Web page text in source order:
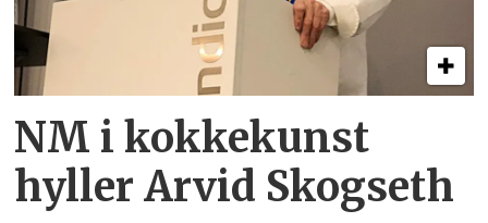
NM i kokkekunst
hyller Arvid Skogseth